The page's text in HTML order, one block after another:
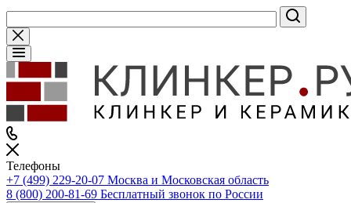
Телефоны
+7 (499) 229-20-07 Москва и Московская область
8 (800) 200-81-69 Бесплатный звонок по России